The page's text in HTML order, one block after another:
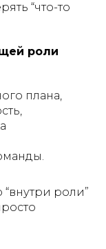
“что-то
роли
плана,
“внутри роли”